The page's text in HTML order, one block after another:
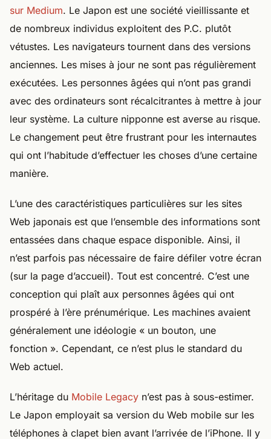
sur Medium. Le Japon est une société vieillissante et
de nombreux individus exploitent des P.C. plutôt
vétustes. Les navigateurs tournent dans des versions
anciennes. Les mises à jour ne sont pas régulièrement
exécutées. Les personnes âgées qui n’ont pas grandi
avec des ordinateurs sont récalcitrantes à mettre à jour
leur système. La culture nipponne est averse au risque.
Le changement peut être frustrant pour les internautes
qui ont l’habitude d’effectuer les choses d’une certaine
manière.
L’une des caractéristiques particulières sur les sites
Web japonais est que l’ensemble des informations sont
entassées dans chaque espace disponible. Ainsi, il
n’est parfois pas nécessaire de faire défiler votre écran
(sur la page d’accueil). Tout est concentré. C’est une
conception qui plaît aux personnes âgées qui ont
prospéré à l’ère prénumérique. Les machines avaient
généralement une idéologie « un bouton, une
fonction ». Cependant, ce n’est plus le standard du
Web actuel.
L’héritage du Mobile Legacy n’est pas à sous-estimer.
Le Japon employait sa version du Web mobile sur les
téléphones à clapet bien avant l’arrivée de l’iPhone. Il y